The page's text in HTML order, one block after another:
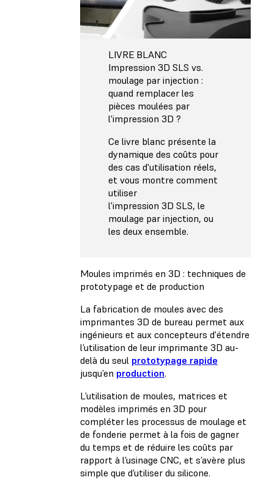
LIVRE BLANC
Impression 3D SLS vs.
moulage par injection :
quand remplacer les
pièces moulées par
l'impression 3D ?
Ce livre blanc présente la
dynamique des coûts pour
des cas d'utilisation réels,
et vous montre comment
utiliser
l'impression 3D SLS, le
moulage par injection, ou
les deux ensemble.
Moules imprimés en 3D : techniques de
prototypage et de production
La fabrication de moules avec des
imprimantes 3D de bureau permet aux
ingénieurs et aux concepteurs d'étendre
l’utilisation de leur imprimante 3D au-
delà du seul prototypage rapide
jusqu’en production.
L’utilisation de moules, matrices et
modèles imprimés en 3D pour
compléter les processus de moulage et
de fonderie permet à la fois de gagner
du temps et de réduire les coûts par
rapport à l’usinage CNC, et s’avère plus
simple que d’utiliser du silicone.